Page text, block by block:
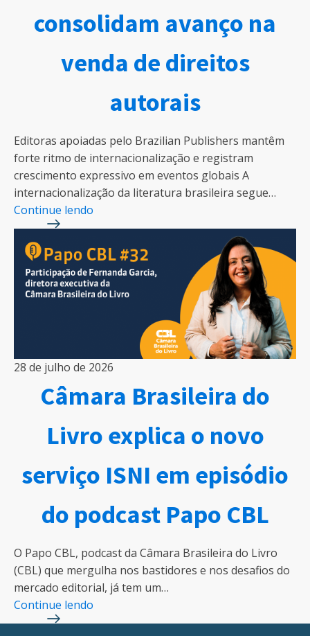
consolidam avanço na
venda de direitos
autorais
Editoras apoiadas pelo Brazilian Publishers mantêm
forte ritmo de internacionalização e registram
crescimento expressivo em eventos globais A
internacionalização da literatura brasileira segue…
Continue lendo
28 de julho de 2026
Câmara Brasileira do
Livro explica o novo
serviço ISNI em episódio
do podcast Papo CBL
O Papo CBL, podcast da Câmara Brasileira do Livro
(CBL) que mergulha nos bastidores e nos desafios do
mercado editorial, já tem um…
Continue lendo